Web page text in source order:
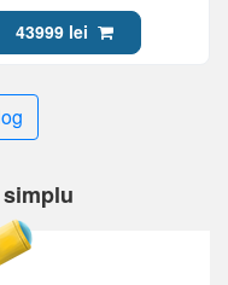
43999 lei